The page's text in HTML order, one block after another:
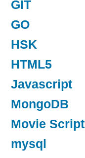
GIT
GO
HSK
HTML5
Javascript
MongoDB
Movie Script
mysql